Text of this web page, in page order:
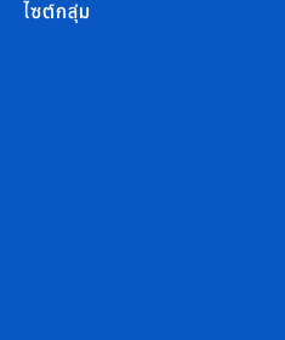
ไซต์กลุ่ม